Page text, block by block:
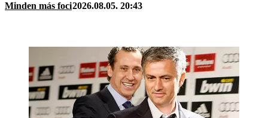
Minden más foci2026.08.05. 20:43